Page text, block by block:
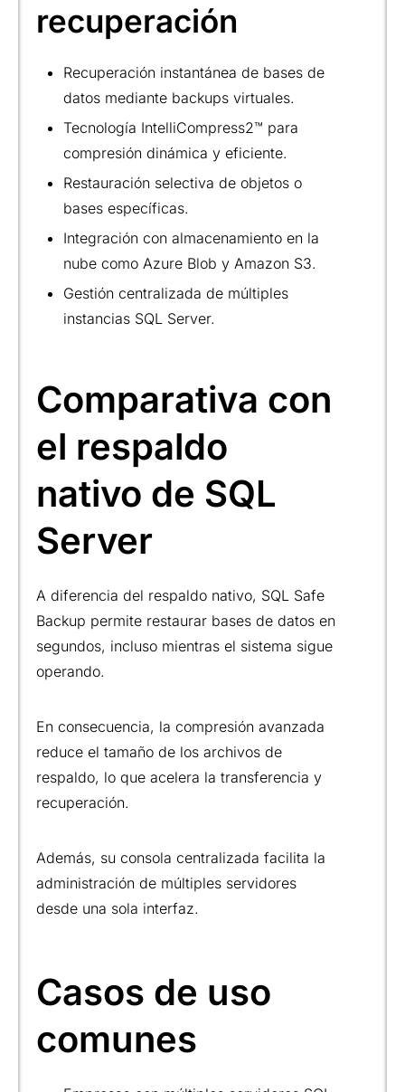
recuperación
Recuperación instantánea de bases de
datos mediante backups virtuales.
Tecnología IntelliCompress2™ para
compresión dinámica y eficiente.
Restauración selectiva de objetos o
bases específicas.
Integración con almacenamiento en la
nube como Azure Blob y Amazon S3.
Gestión centralizada de múltiples
instancias SQL Server.
Comparativa con
el respaldo
nativo de SQL
Server
A diferencia del respaldo nativo, SQL Safe
Backup permite restaurar bases de datos en
segundos, incluso mientras el sistema sigue
operando.
En consecuencia, la compresión avanzada
reduce el tamaño de los archivos de
respaldo, lo que acelera la transferencia y
recuperación.
Además, su consola centralizada facilita la
administración de múltiples servidores
desde una sola interfaz.
Casos de uso
comunes